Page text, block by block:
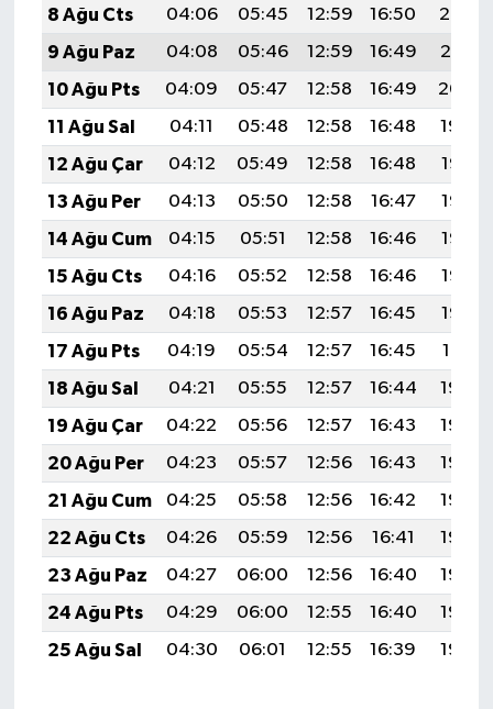
8 Ağu Cts
04:06 05:45 12:59 16:50
20:02
9 Ağu Paz
04:08 05:46 12:59 16:49
20:01
10 Ağu Pts
04:09 05:47 12:58 16:49
20:00
11 Ağu Sal
04:11 05:48 12:58 16:48
19:59
12 Ağu Çar
04:12 05:49 12:58 16:48
19:57
13 Ağu Per
04:13 05:50 12:58 16:47
19:56
14 Ağu Cum
04:15 05:51 12:58 16:46
19:55
15 Ağu Cts
04:16 05:52 12:58 16:46
19:53
16 Ağu Paz
04:18 05:53 12:57 16:45
19:52
17 Ağu Pts
04:19 05:54 12:57 16:45
19:51
18 Ağu Sal
04:21 05:55 12:57 16:44
19:49
19 Ağu Çar
04:22 05:56 12:57 16:43
19:48
20 Ağu Per
04:23 05:57 12:56 16:43
19:46
21 Ağu Cum
04:25 05:58 12:56 16:42
19:45
22 Ağu Cts
04:26 05:59 12:56 16:41
19:43
23 Ağu Paz
04:27 06:00 12:56 16:40
19:42
24 Ağu Pts
04:29 06:00 12:55 16:40
19:40
25 Ağu Sal
04:30 06:01 12:55 16:39 19:39